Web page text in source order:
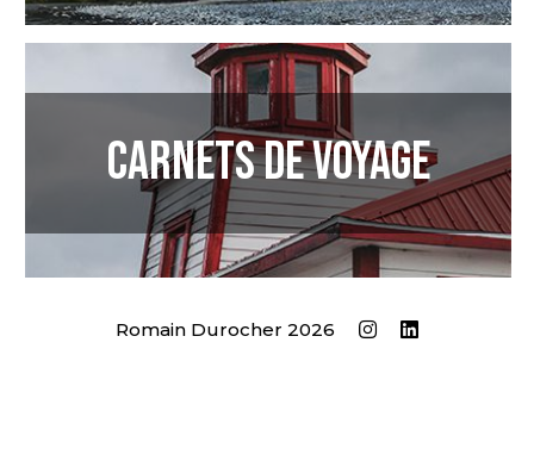
Carnets de Voyage
Romain Durocher 2026